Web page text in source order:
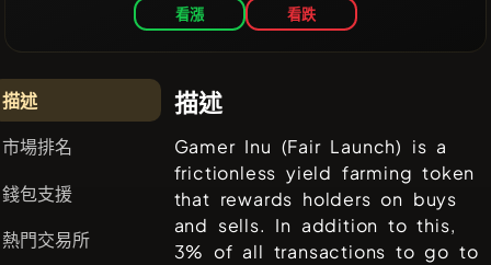
看漲 看跌
描述
市場排名
錢包支援
熱門交易所
描述
Gamer Inu (Fair Launch) is a
frictionless yield farming token
that rewards holders on buys
and sells. In addition to this,
3% of all transactions to go to